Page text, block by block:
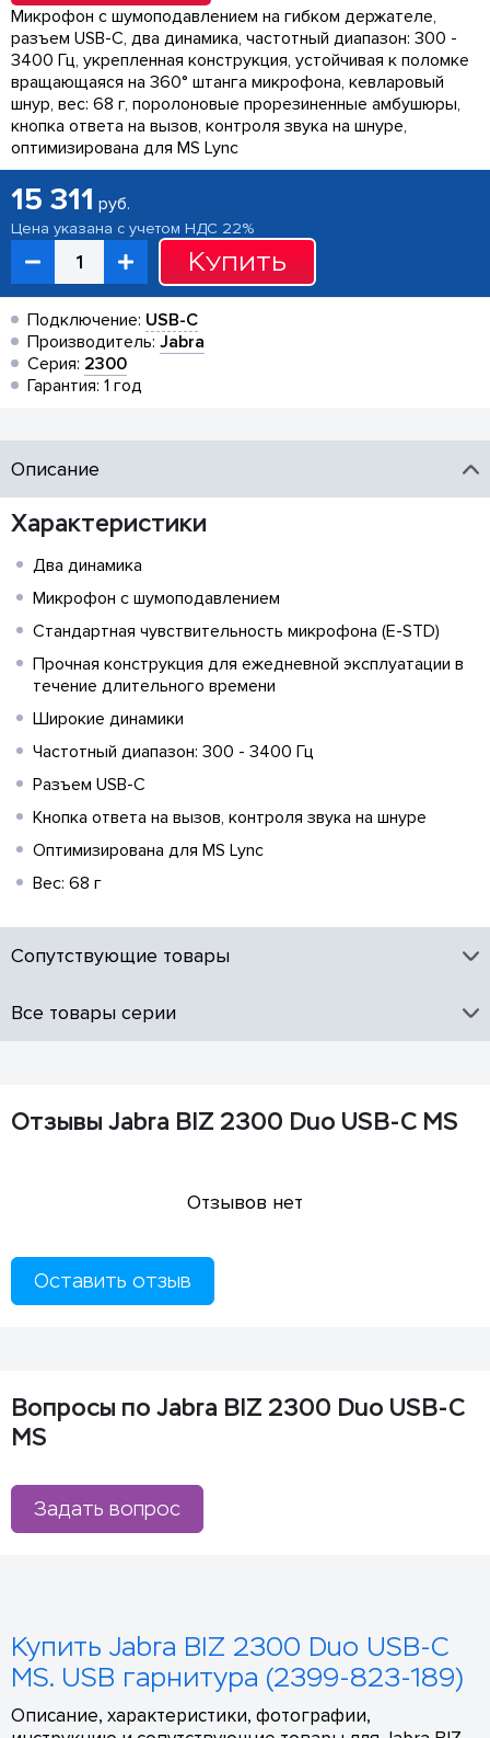
Микрофон с шумоподавлением на гибком держателе,
разъем USB-C, два динамика, частотный диапазон: 300 -
3400 Гц, укрепленная конструкция, устойчивая к поломке
вращающаяся на 360° штанга микрофона, кевларовый
шнур, вес: 68 г, поролоновые прорезиненные амбушюры,
кнопка ответа на вызов, контроля звука на шнуре,
оптимизирована для MS Lync
15 311 руб.
Цена указана с учетом НДС 22%
Купить
Подключение: USB-C
Производитель: Jabra
Серия: 2300
Гарантия: 1 год
Описание
Характеристики
Два динамика
Микрофон с шумоподавлением
Стандартная чувствительность микрофона (E-STD)
Прочная конструкция для ежедневной эксплуатации в
течение длительного времени
Широкие динамики
Частотный диапазон: 300 - 3400 Гц
Разъем USB-C
Кнопка ответа на вызов, контроля звука на шнуре
Оптимизирована для MS Lync
Вес: 68 г
Сопутствующие товары
Все товары серии
Отзывы Jabra BIZ 2300 Duo USB-C MS
Отзывов нет
Оставить отзыв
Вопросы по Jabra BIZ 2300 Duo USB-C
MS
Задать вопрос
Купить Jabra BIZ 2300 Duo USB-C
MS. USB гарнитура (2399-823-189)
Описание, характеристики, фотографии,